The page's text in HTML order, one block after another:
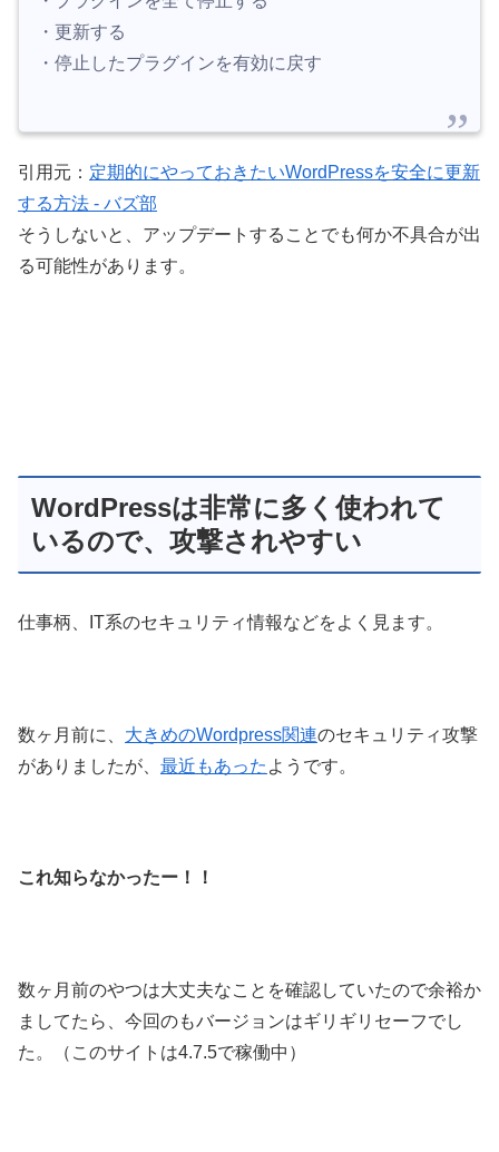
・更新する
・停止したプラグインを有効に戻す
引用元： 定期的にやっておきたいWordPressを安全に更新
する方法 - バズ部
そうしないと、アップデートすることでも何か不具合が出
る可能性があります。
WordPressは非常に多く使われて
いるので、攻撃されやすい
仕事柄、IT系のセキュリティ情報などをよく見ます。
数ヶ月前に、 大きめのWordpress関連のセキュリティ攻撃
がありましたが、 最近もあった ようです。
これ知らなかったー！！
数ヶ月前のやつは大丈夫なことを確認していたので余裕か
ましてたら、今回のもバージョンはギリギリセーフでし
た。（このサイトは4.7.5で稼働中）